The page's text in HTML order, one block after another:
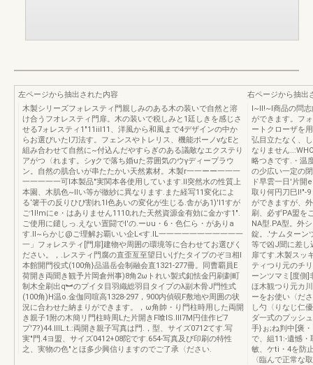
左ページから抽出された内容
木製シリーズフォレスティ門親しみのある木の装いで自然と溶
け合うフオレスティ門扉。木の装いで税しみと1廷しきを感じさ
せる7ォレスティ1"11iil11、洋風から和風まで4デザインの中か
らお選びいたI刀法す。フェンスやトレリス、機能ポーノνなEと
組み合わせて自然に~付込んだやすらぎのある議敵なエクステり
アがつ〈れます。シyクで落ち婚uた雰囲気のウγディープラウ
ン。自然の肌合いが串たたかい天然素材。木製r一一ーー一一一
一一一一一可l本製品"実関本各使用しています.Il突然水の性質上
本園、木肌色~Ilい等が徹紗に異なります.また経写11変化によ
る‘箸干の反りひび割れ1l色あいの変化が生じる.舎があ1)'I1すが
ご1l!mにe・はありません1110;れた天然資源金有効に金かす1".
ご使用に鑓しっ.えない置闘でl'の.ーυu・6・色仁ら・がありa
す.II~らかじ@ご理解お覇いい企L<す.IL一一一一一一一一一一一
一」フォレスティ[門扉]建物や周囲の環境等に合わせてお選ぴく
ださい。，.レスティ門腐の直歪亙至望日いげたタイプのぞヨ相l
本館開門役式(100角}品温岳会制融会直1321-277冊。同曹覇員E
荷開き両聞き観予片岡倉州事)8角2ωトれい製式釦怯金円刷劃町
制木全刷出q︼のプイタ目羽織総羽目タイプのλ副木骨J門性式
(100角)H温o.金伽同喧高1328-297，900内偵硯F敷地や周囲の状
況に合わせた納まりができます。，ω角帥・り門柱時用した両開
き親子1附の木簡リ門柱時周Lた片開きF喰lS.lll7M円佳作ピ7
プ'7?)44.IIIL.t.:両開き親子写真は門.，型、サイズ0712てす.写
実"門.4ヨ盟、サイズ0412+08陀です.654-写真及び印刷の特性
之、実物の色"とほ多少興信りますのでご了承〈ださい.
右ページから抽出
I~lI!~I商品の問志
ができます。フ
ートクローザを
弘目立たなく、
なりません
略つきです.・温
の少広い一定の
ド早雲一日'片開
取り何円刀巳l!"-
ができますが、
刷、必ずPA盟を
NA型.PA型。外
錠。.'ナムターン
等で凶J聞に差し
扉てす.木製スッ
ティつり元のチ
ーンツマミ[度側]
ほ木観つり元カ
ーをお使い〈だ
し勺〈りなじ仁
ダ一式のプッシ
手}ぉ;ね判中[褒
で、組11:-遺憾
敏、ケti・4を防
〈臨んで正常な